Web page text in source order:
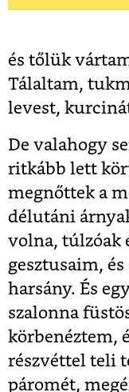
és tőlük
Tálaltam,
levest,
De valahogy
ritkább lett
megnőttek a
délutáni
volna, túlzóak
gesztusaim,
harsány. És
szalonna
körbenéztem,
részvéttel teli
páromét,